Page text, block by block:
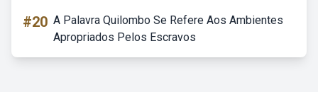
#20 A Palavra Quilombo Se Refere Aos Ambientes
Apropriados Pelos Escravos